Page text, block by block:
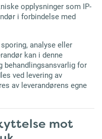
opplysninger som IP-
i forbindelse med
analyse eller
kan i denne
behandlingsansvarlig for
ved levering av
av leverandørens egne
mot